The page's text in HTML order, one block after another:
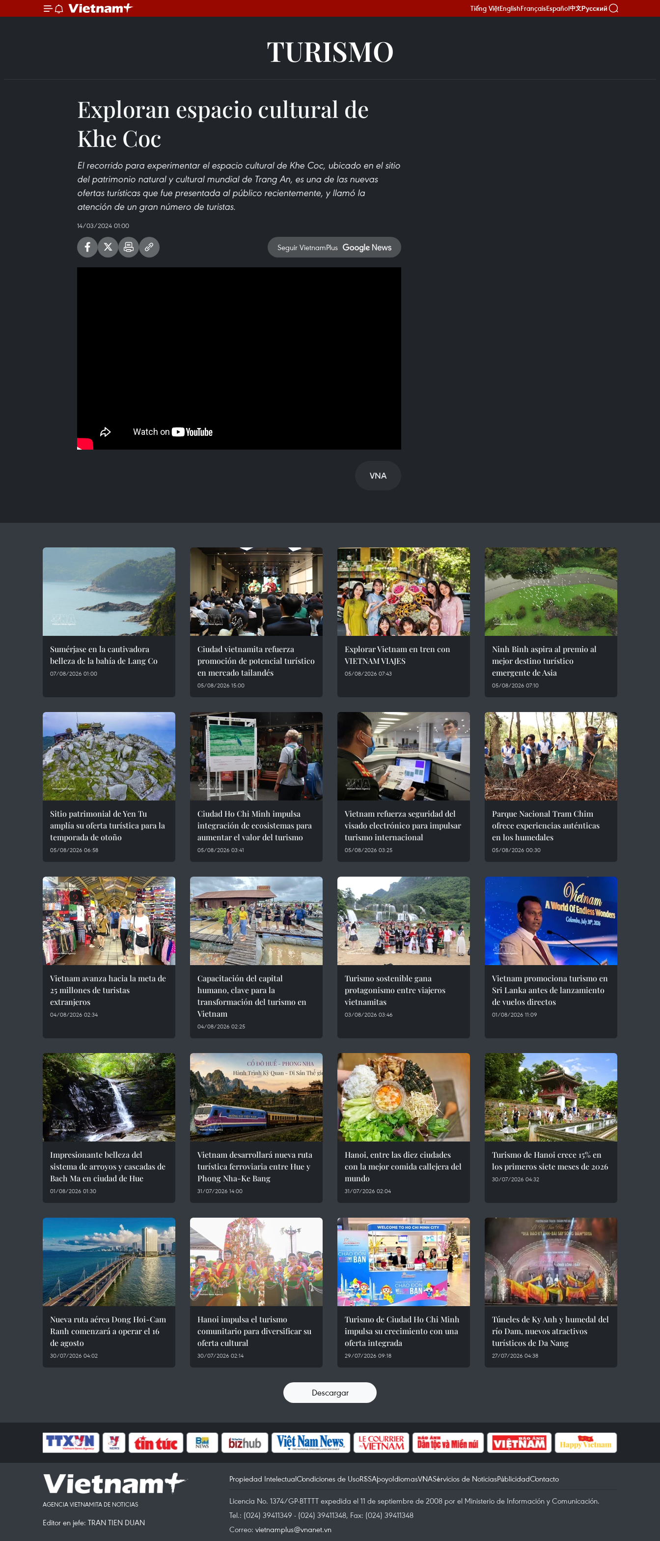
Tiếng ViệtEnglishFrançaisEspañol中文Русский
TURISMO
Exploran espacio cultural de
Khe Coc
El recorrido para experimentar el espacio cultural de Khe Coc, ubicado en el sitio
del patrimonio natural y cultural mundial de Trang An, es una de las nuevas
ofertas turísticas que fue presentada al público recientemente, y llamó la
atención de un gran número de turistas.
14/03/2024 01:00
Seguir VietnamPlus
VNA
Sumérjase en la cautivadora
belleza de la bahía de Lang Co
07/08/2026 01:00
Ciudad vietnamita refuerza
promoción de potencial turístico
en mercado tailandés
05/08/2026 15:00
Explorar Vietnam en tren con
VIETNAM VIAJES
05/08/2026 07:43
Ninh Binh aspira al premio al
mejor destino turístico
emergente de Asia
05/08/2026 07:10
Sitio patrimonial de Yen Tu
amplía su oferta turística para la
temporada de otoño
05/08/2026 06:58
Ciudad Ho Chi Minh impulsa
integración de ecosistemas para
aumentar el valor del turismo
05/08/2026 03:41
Vietnam refuerza seguridad del
visado electrónico para impulsar
turismo internacional
05/08/2026 03:25
Parque Nacional Tram Chim
ofrece experiencias auténticas
en los humedales
05/08/2026 00:30
Vietnam avanza hacia la meta de
25 millones de turistas
extranjeros
04/08/2026 02:34
Capacitación del capital
humano, clave para la
transformación del turismo en
Vietnam
04/08/2026 02:25
Turismo sostenible gana
protagonismo entre viajeros
vietnamitas
03/08/2026 03:46
Vietnam promociona turismo en
Sri Lanka antes de lanzamiento
de vuelos directos
01/08/2026 11:09
Impresionante belleza del
sistema de arroyos y cascadas de
Bach Ma en ciudad de Hue
01/08/2026 01:30
Vietnam desarrollará nueva ruta
turística ferroviaria entre Hue y
Phong Nha-Ke Bang
31/07/2026 14:00
Hanoi, entre las diez ciudades
con la mejor comida callejera del
mundo
31/07/2026 02:04
Turismo de Hanoi crece 15% en
los primeros siete meses de 2026
30/07/2026 04:32
Nueva ruta aérea Dong Hoi-Cam
Ranh comenzará a operar el 16
de agosto
30/07/2026 04:02
Hanoi impulsa el turismo
comunitario para diversificar su
oferta cultural
30/07/2026 02:14
Turismo de Ciudad Ho Chi Minh
impulsa su crecimiento con una
oferta integrada
29/07/2026 09:18
Túneles de Ky Anh y humedal del
río Dam, nuevos atractivos
turísticos de Da Nang
27/07/2026 04:38
Descargar
AGENCIA VIETNAMITA DE NOTICIAS
Editor en jefe: TRAN TIEN DUAN
Propiedad IntelectualCondiciones de UsoRSSApoyoIdiomasVNAServicios de NoticiasPublicidadContacto
Licencia No. 1374/GP-BTTTT expedida el 11 de septiembre de 2008 por el Ministerio de Información y Comunicación.
Tel.: (024) 39411349 - (024) 39411348, Fax: (024) 39411348
Correo: vietnamplus@vnanet.vn